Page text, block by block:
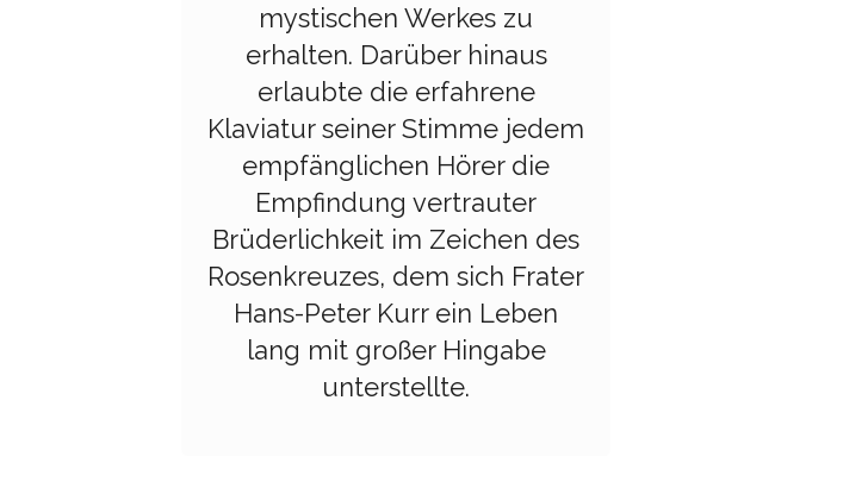
mystischen Werkes zu
erhalten. Darüber hinaus
erlaubte die erfahrene
Klaviatur seiner Stimme jedem
empfänglichen Hörer die
Empfindung vertrauter
Brüderlichkeit im Zeichen des
Rosenkreuzes, dem sich Frater
Hans-Peter Kurr ein Leben
lang mit großer Hingabe
unterstellte.